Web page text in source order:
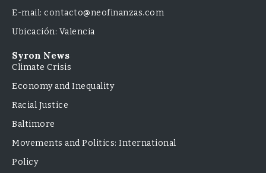
E-mail: contacto@neofinanzas.com
Ubicación: Valencia
Syron News
Climate Crisis
Economy and Inequality
Racial Justice
Baltimore
Movements and Politics: International
Policy